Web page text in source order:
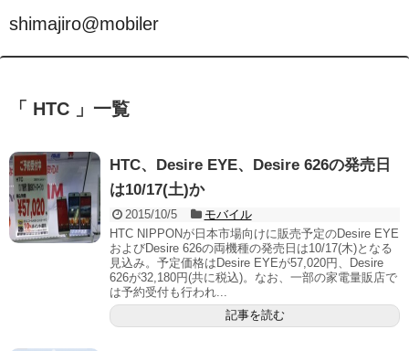
shimajiro@mobiler
「 HTC 」一覧
HTC、Desire EYE、Desire 626の発売日
は10/17(土)か
2015/10/5
モバイル
HTC NIPPONが日本市場向けに販売予定のDesire EYE
およびDesire 626の両機種の発売日は10/17(木)となる
見込み。予定価格はDesire EYEが57,020円、Desire
626が32,180円(共に税込)。なお、一部の家電量販店で
は予約受付も行われ...
記事を読む